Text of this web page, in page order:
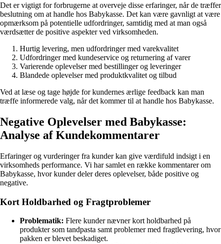
Det er vigtigt for forbrugerne at overveje disse erfaringer, når de træffer
beslutning om at handle hos Babykasse. Det kan være gavnligt at være
opmærksom på potentielle udfordringer, samtidig med at man også
værdsætter de positive aspekter ved virksomheden.
Hurtig levering, men udfordringer med varekvalitet
Udfordringer med kundeservice og returnering af varer
Varierende oplevelser med bestillinger og leveringer
Blandede oplevelser med produktkvalitet og tilbud
Ved at læse og tage højde for kundernes ærlige feedback kan man
træffe informerede valg, når det kommer til at handle hos Babykasse.
Negative Oplevelser med Babykasse:
Analyse af Kundekommentarer
Erfaringer og vurderinger fra kunder kan give værdifuld indsigt i en
virksomheds performance. Vi har samlet en række kommentarer om
Babykasse, hvor kunder deler deres oplevelser, både positive og
negative.
Kort Holdbarhed og Fragtproblemer
Problematik: Flere kunder nævner kort holdbarhed på
produkter som tandpasta samt problemer med fragtlevering, hvor
pakken er blevet beskadiget.